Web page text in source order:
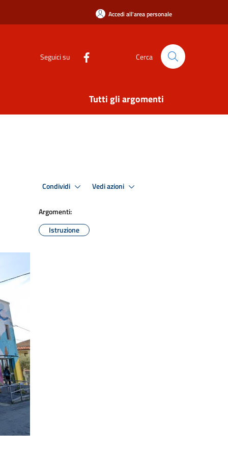
Accedi all'area personale
Seguici su Cerca
Tutti gli argomenti
Condividi Vedi azioni
Argomenti:
Istruzione